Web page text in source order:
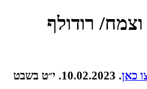
רודולף
כאן
. 10.02.2023. י״ט בשבט